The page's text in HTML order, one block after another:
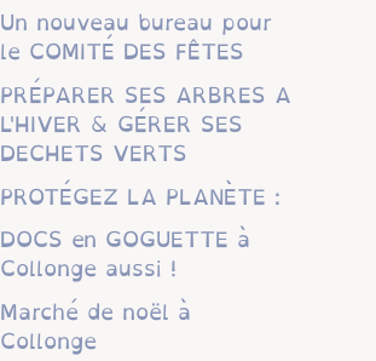
Un nouveau bureau pour
le COMITÉ DES FÊTES
PRÉPARER SES ARBRES A
L'HIVER & GÉRER SES
DECHETS VERTS
PROTÉGEZ LA PLANÈTE :
DOCS en GOGUETTE à
Collonge aussi !
Marché de noël à
Collonge